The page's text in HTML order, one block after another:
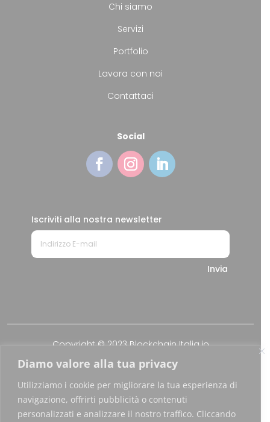
Diamo valore alla tua privacy
Utilizziamo i cookie per migliorare la tua esperienza di
navigazione, offrirti pubblicità o contenuti
personalizzati e analizzare il nostro traffico. Cliccando
Chi siamo
Servizi
Portfolio
Lavora con noi
Contattaci
Social
Iscriviti alla nostra newsletter
Invia
Copyright © 2023 Blockchain Italia.io
Via Brembo 27, 20139 Milano